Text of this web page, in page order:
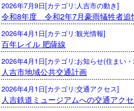
2026年7月9日[カテゴリ:人吉市の動き]
令和8年度 令和2年7月豪雨犠牲者追
2026年4月1日[カテゴリ:観光情報]
百年レイル 肥薩線
2026年4月1日[カテゴリ:お知らせ(住まい
人吉市地域公共交通計画
2026年4月1日[カテゴリ:交通アクセス]
人吉鉄道ミュージアムへの交通アク